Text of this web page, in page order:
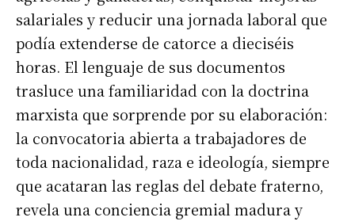
salariales y reducir una jornada laboral que
podía extenderse de catorce a dieciséis
horas. El lenguaje de sus documentos
trasluce una familiaridad con la doctrina
marxista que sorprende por su elaboración:
la convocatoria abierta a trabajadores de
toda nacionalidad, raza e ideología, siempre
que acataran las reglas del debate fraterno,
revela una conciencia gremial madura y